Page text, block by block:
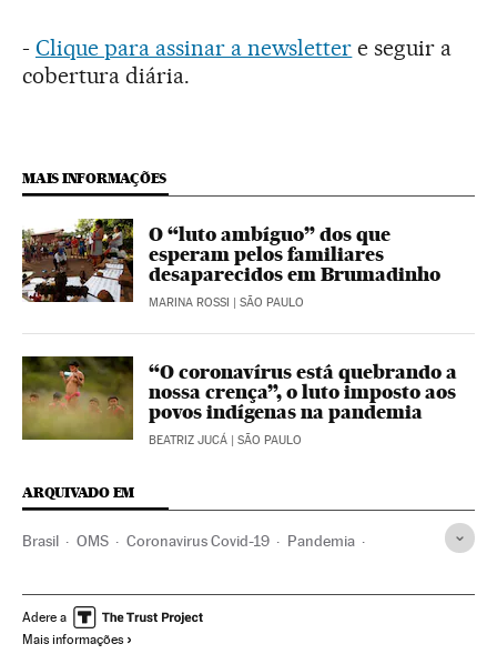
- Clique para assinar a newsletter e seguir a
cobertura diária.
MAIS INFORMAÇÕES
O “luto ambíguo” dos que
esperam pelos familiares
desaparecidos em Brumadinho
MARINA ROSSI | SÃO PAULO
“O coronavírus está quebrando a
nossa crença”, o luto imposto aos
povos indígenas na pandemia
BEATRIZ JUCÁ | SÃO PAULO
ARQUIVADO EM
Brasil OMS Coronavirus Covid-19 Pandemia
Ministério Saúde Morte com dignidade
Adere a
Mais informações